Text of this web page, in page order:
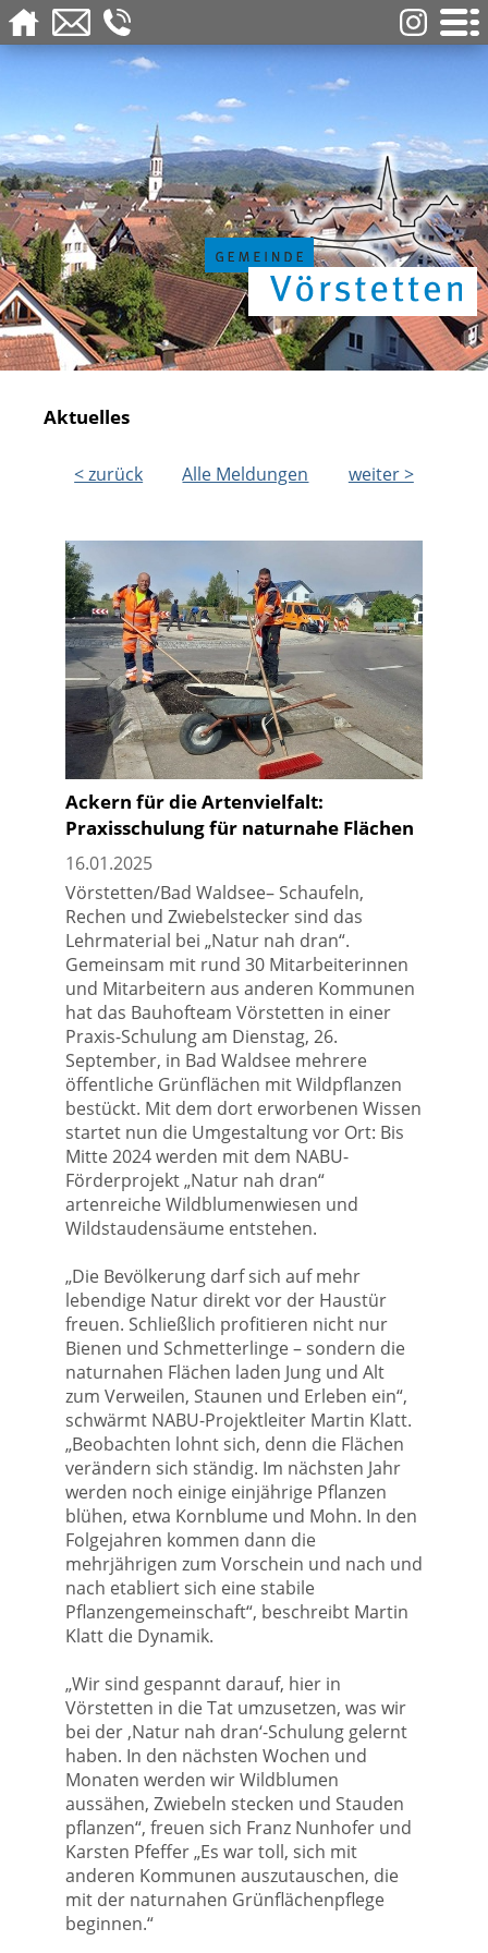
Aktuelles
< zurück Alle Meldungen weiter >
Ackern für die Artenvielfalt:
Praxisschulung für naturnahe Flächen
16.01.2025
Vörstetten/Bad Waldsee– Schaufeln,
Rechen und Zwiebelstecker sind das
Lehrmaterial bei „Natur nah dran“.
Gemeinsam mit rund 30 Mitarbeiterinnen
und Mitarbeitern aus anderen Kommunen
hat das Bauhofteam Vörstetten in einer
Praxis-Schulung am Dienstag, 26.
September, in Bad Waldsee mehrere
öffentliche Grünflächen mit Wildpflanzen
bestückt. Mit dem dort erworbenen Wissen
startet nun die Umgestaltung vor Ort: Bis
Mitte 2024 werden mit dem NABU-
Förderprojekt „Natur nah dran“
artenreiche Wildblumenwiesen und
Wildstaudensäume entstehen.
„Die Bevölkerung darf sich auf mehr
lebendige Natur direkt vor der Haustür
freuen. Schließlich profitieren nicht nur
Bienen und Schmetterlinge – sondern die
naturnahen Flächen laden Jung und Alt
zum Verweilen, Staunen und Erleben ein“,
schwärmt NABU-Projektleiter Martin Klatt.
„Beobachten lohnt sich, denn die Flächen
verändern sich ständig. Im nächsten Jahr
werden noch einige einjährige Pflanzen
blühen, etwa Kornblume und Mohn. In den
Folgejahren kommen dann die
mehrjährigen zum Vorschein und nach und
nach etabliert sich eine stabile
Pflanzengemeinschaft“, beschreibt Martin
Klatt die Dynamik.
„Wir sind gespannt darauf, hier in
Vörstetten in die Tat umzusetzen, was wir
bei der ‚Natur nah dran‘-Schulung gelernt
haben. In den nächsten Wochen und
Monaten werden wir Wildblumen
aussähen, Zwiebeln stecken und Stauden
pflanzen“, freuen sich Franz Nunhofer und
Karsten Pfeffer „Es war toll, sich mit
anderen Kommunen auszutauschen, die
mit der naturnahen Grünflächenpflege
beginnen.“